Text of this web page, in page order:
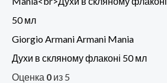
Giorgio Armani Armani Mania
Духи в скляному флаконі 50 мл
Оценка 0 из 5